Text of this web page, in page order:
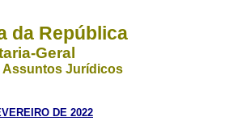
da República
Geral
Assuntos Jurídicos
DE 2022